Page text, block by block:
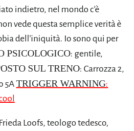
indietro, nel mondo c’è
vede questa semplice verità è
dell’iniquità. Io sono qui per
PSICOLOGICO: gentile,
SUL TRENO: Carrozza 2,
5A TRIGGER WARNING:
Loofs, teologo tedesco,